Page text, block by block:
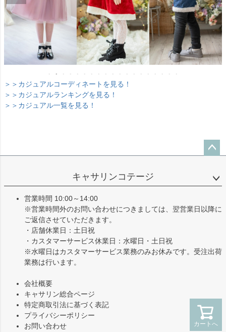
カートへ
＞＞カジュアルコーディネートを見る！
＞＞カジュアルランキングを見る！
＞＞カジュアル一覧を見る！
ップ
キャサリンコテージ
営業時間 10:00～14:00
※営業時間外のお問い合わせにつきましては、翌営業日以降に
ご返信させていただきます。
・店舗休業日：土日祝
・カスタマーサービス休業日：水曜日・土日祝
※水曜日はカスタマーサービス業務のみお休みです。受注出荷
業務は行います。
会社概要
キャサリン総合ページ
特定商取引法に基づく表記
プライバシーポリシー
お問い合わせ